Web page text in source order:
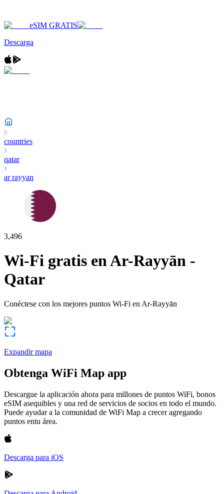
eSIM GRATIS
Descarga
countries
qatar
ar rayyan
3,496
Wi-Fi gratis enAr-Rayyān -
Qatar
Conéctese con los mejores puntos Wi-Fi en Ar-Rayyān
Expandir mapa
Obtenga WiFi Map app
Descargue la aplicación ahora para millones de puntos WiFi, bonos
eSIM asequibles y una red de servicios de socios en todo el mundo.
Puede ayudar a la comunidad de WiFi Map a crecer agregando
puntos entu área.
Descarga para iOS